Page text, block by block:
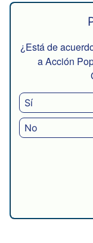
¿Está de
a Acción
Sí
No